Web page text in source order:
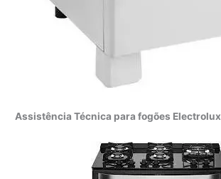
Assistência Técnica para fogões Electrolux